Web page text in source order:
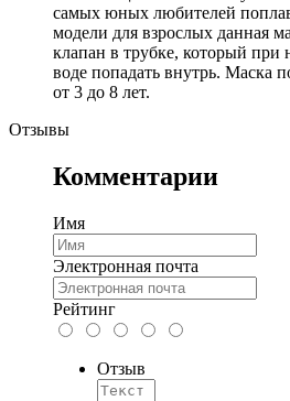
самых юных любителей
модели для взрослых данная
клапан в трубке, который при
воде попадать внутрь. Маска
от 3 до 8 лет.
Отзывы
Комментарии
Имя
Электронная почта
Рейтинг
Отзыв